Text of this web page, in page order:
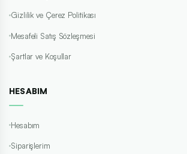
Gizlilik ve Çerez Politikası
Mesafeli Satış Sözleşmesi
Şartlar ve Koşullar
HESABIM
Hesabım
Siparişlerim